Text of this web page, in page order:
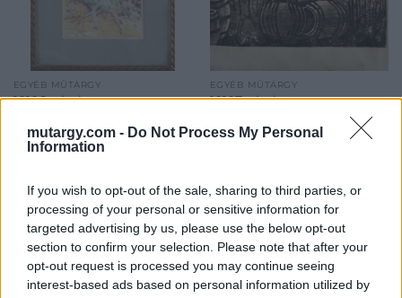
mutargy.com - Do Not Process My Personal
Information
If you wish to opt-out of the sale, sharing to third parties, or
processing of your personal or sensitive information for
targeted advertising by us, please use the below opt-out
section to confirm your selection. Please note that after your
opt-out request is processed you may continue seeing
interest-based ads based on personal information utilized by
EGYÉB MŰTÁRGY
10106. tétel:
Erdei táj. Akvarell,
papír, jelzett,
23×14 cm
Horn Antal (1882 - ?): Erdei
táj. Akvarell, papír, jelzett,
üvegezett keretben. 23x14
cm<a
href="https://www.darabanth.com/hu/gyorsarveres/424/
Kikiáltási ár:9 000 Ft
EGYÉB MŰTÁRGY
10107. tétel:
id. Imre István (1918-
1983): Balatoni
Ázásnyomokkal
id. Imre István (1918-1983):
Balatoni szőlőhegy..
Rézkarc, papír, jelzett, 39x29
cm Ázásnyomokkal<a
href="https://
Kikiáltási ár:2 000Ft